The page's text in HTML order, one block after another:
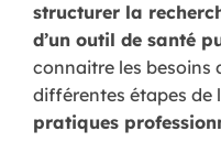
structurer la
d’un outil de santé
connaitre les besoins
différentes étapes de
pratiques